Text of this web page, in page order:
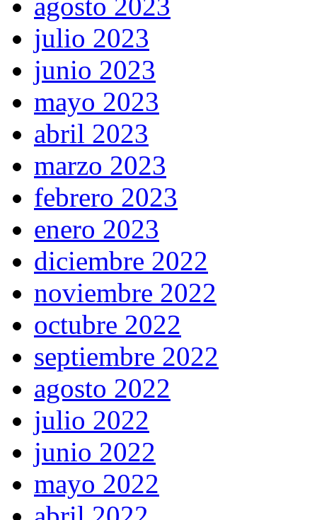
agosto 2023
julio 2023
junio 2023
mayo 2023
abril 2023
marzo 2023
febrero 2023
enero 2023
diciembre 2022
noviembre 2022
octubre 2022
septiembre 2022
agosto 2022
julio 2022
junio 2022
mayo 2022